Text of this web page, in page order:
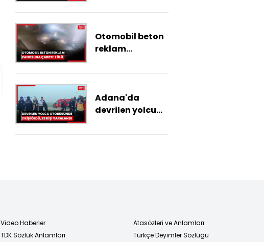
Otomobil beton
reklam
çarptı: 1 ölü
Adana'da
devrilen yolcu
kişi öldü, 23 kişi
Video Haberler
TDK Sözlük Anlamları
Atasözleri ve Anlamları
Türkçe Deyimler Sözlüğü